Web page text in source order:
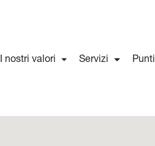
I nostri valori Servizi